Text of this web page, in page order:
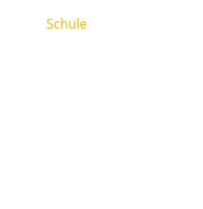
Schule